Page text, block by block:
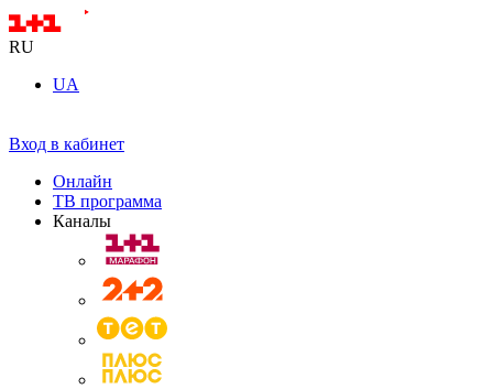
RU
UA
Вход в кабинет
Онлайн
ТВ программа
Каналы